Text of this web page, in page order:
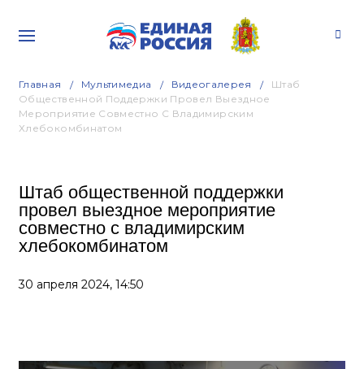
Главная Мультимедиа Видеогалерея
Штаб
Общественной Поддержки Провел Выездное
Мероприятие Совместно С Владимирским
Хлебокомбинатом
Штаб общественной поддержки
провел выездное мероприятие
совместно с владимирским
хлебокомбинатом
30 апреля 2024, 14:50